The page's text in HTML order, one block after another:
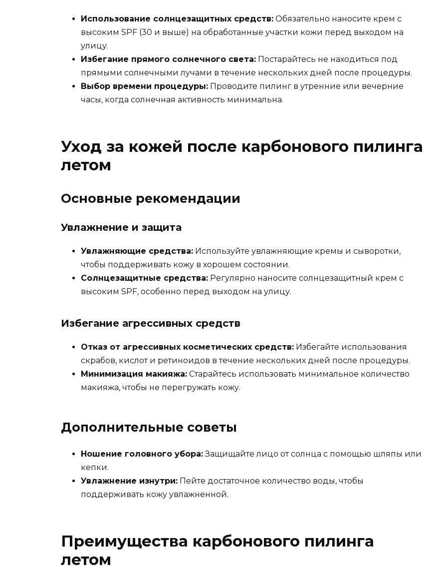
Использование солнцезащитных средств: Обязательно наносите крем с
высоким SPF (30 и выше) на обработанные участки кожи перед выходом на
улицу.
Избегание прямого солнечного света: Постарайтесь не находиться под
прямыми солнечными лучами в течение нескольких дней после процедуры.
Выбор времени процедуры: Проводите пилинг в утренние или вечерние
часы, когда солнечная активность минимальна.
Уход за кожей после карбонового пилинга
летом
Основные рекомендации
Увлажнение и защита
Увлажняющие средства: Используйте увлажняющие кремы и сыворотки,
чтобы поддерживать кожу в хорошем состоянии.
Солнцезащитные средства: Регулярно наносите солнцезащитный крем с
высоким SPF, особенно перед выходом на улицу.
Избегание агрессивных средств
Отказ от агрессивных косметических средств: Избегайте использования
скрабов, кислот и ретиноидов в течение нескольких дней после процедуры.
Минимизация макияжа: Старайтесь использовать минимальное количество
макияжа, чтобы не перегружать кожу.
Дополнительные советы
Ношение головного убора:Защищайте лицо от солнца с помощью шляпы или
кепки.
Увлажнение изнутри: Пейте достаточное количество воды, чтобы
поддерживать кожу увлажненной.
Преимущества карбонового пилинга
летом